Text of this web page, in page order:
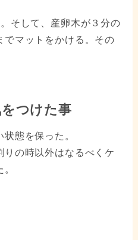
そして、産卵木が３分の
でマットをかける。その
つけた事
態を保った。
りの時以外はなるべくケ